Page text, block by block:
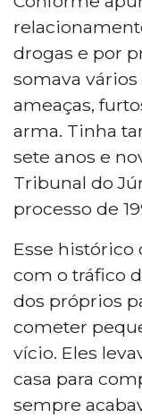
drogas e por
somava
ameaças,
arma. Tinha
sete anos e
Tribunal do
processo de
Esse
com o tráfico
dos próprios
cometer
vício. Eles
casa para
sempre